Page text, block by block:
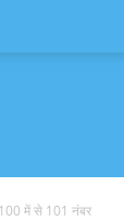
100 में से 101 नंबर